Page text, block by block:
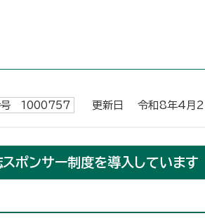
号 1000757 更新日 令和8年4月
ポンサー制度を導入しています